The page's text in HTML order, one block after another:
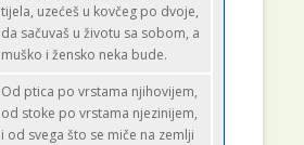
tijela, uzećeš u kovčeg po dvoje,
da sačuvaš u životu sa sobom, a
muško i žensko neka bude.
Od ptica po vrstama njihovijem,
od stoke po vrstama njezinijem,
i od svega što se miče na zemlji